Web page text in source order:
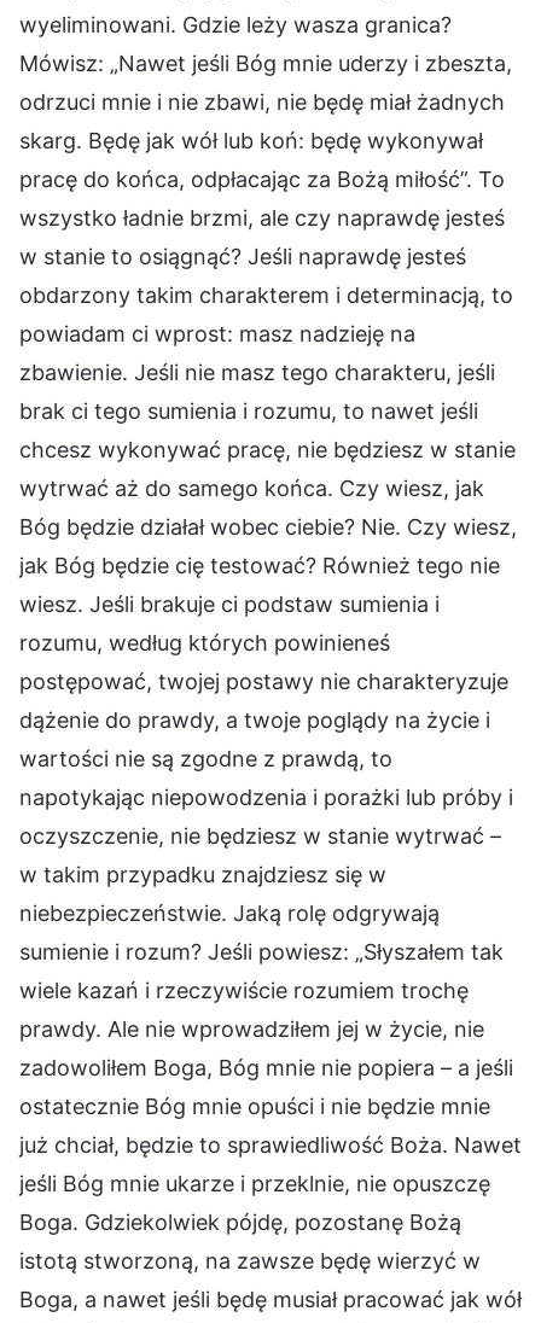
wyeliminowani. Gdzie leży wasza granica?
Mówisz: „Nawet jeśli Bóg mnie uderzy i zbeszta,
odrzuci mnie i nie zbawi, nie będę miał żadnych
skarg. Będę jak wół lub koń: będę wykonywał
pracę do końca, odpłacając za Bożą miłość”. To
wszystko ładnie brzmi, ale czy naprawdę jesteś
w stanie to osiągnąć? Jeśli naprawdę jesteś
obdarzony takim charakterem i determinacją, to
powiadam ci wprost: masz nadzieję na
zbawienie. Jeśli nie masz tego charakteru, jeśli
brak ci tego sumienia i rozumu, to nawet jeśli
chcesz wykonywać pracę, nie będziesz w stanie
wytrwać aż do samego końca. Czy wiesz, jak
Bóg będzie działał wobec ciebie? Nie. Czy wiesz,
jak Bóg będzie cię testować? Również tego nie
wiesz. Jeśli brakuje ci podstaw sumienia i
rozumu, według których powinieneś
postępować, twojej postawy nie charakteryzuje
dążenie do prawdy, a twoje poglądy na życie i
wartości nie są zgodne z prawdą, to
napotykając niepowodzenia i porażki lub próby i
oczyszczenie, nie będziesz w stanie wytrwać –
w takim przypadku znajdziesz się w
niebezpieczeństwie. Jaką rolę odgrywają
sumienie i rozum? Jeśli powiesz: „Słyszałem tak
wiele kazań i rzeczywiście rozumiem trochę
prawdy. Ale nie wprowadziłem jej w życie, nie
zadowoliłem Boga, Bóg mnie nie popiera – a jeśli
ostatecznie Bóg mnie opuści i nie będzie mnie
już chciał, będzie to sprawiedliwość Boża. Nawet
jeśli Bóg mnie ukarze i przeklnie, nie opuszczę
Boga. Gdziekolwiek pójdę, pozostanę Bożą
istotą stworzoną, na zawsze będę wierzyć w
Boga, a nawet jeśli będę musiał pracować jak wół